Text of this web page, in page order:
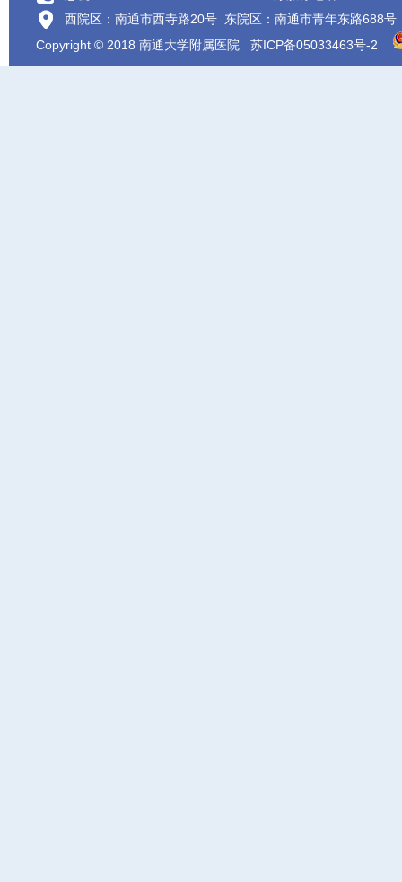
西院区：南通市西寺路20号 东院区：南通市青年东路688号
Copyright © 2018 南通大学附属医院 苏ICP备05033463号-2